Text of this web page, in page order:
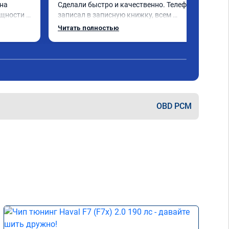
и
на
Сделали быстро и качественно. Телефон
записал в записную книжку, всем
рекомендую! Еще вот поеду в ближайшее
Читать полностью
OBD PCM